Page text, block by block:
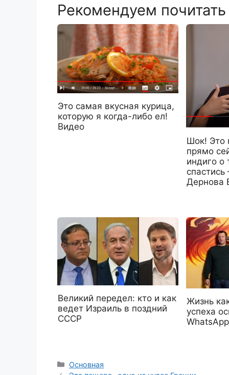
Рекомендуем почитать
Это самая вкусная курица,
которую я когда-либо ел!
Видео
Шок! Это
прямо
индиго о
Дернова
Великий передел: кто и как
ведет Израиль в поздний
СССР
Жизнь
успеха
Рубрики
Основная